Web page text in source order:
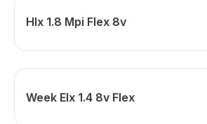
Hlx 1.8 Mpi Flex 8v
Week Elx 1.4 8v Flex